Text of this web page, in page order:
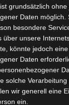
können.
in
erlaubt
grundsätzlich ohne
Daten möglich.
besondere
über unsere
könnte jedoch
Daten
solche
wir generell eine
ein.